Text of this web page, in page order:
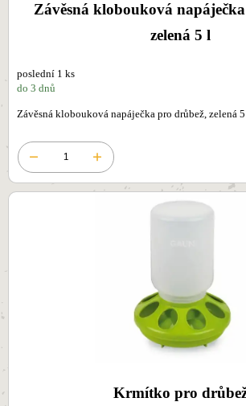
Závěsná klobouková
zelená 5 l
poslední 1 ks
do 3 dnů
Závěsná klobouková napáječka pro drůbež, zelená
Krmítko pro